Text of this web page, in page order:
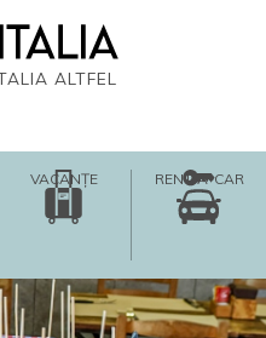
ALTFEL
VACANȚE RENT-A-CAR